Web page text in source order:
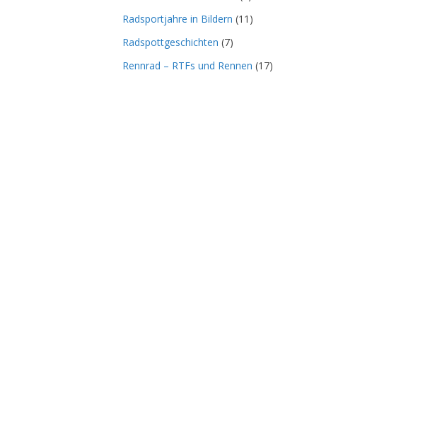
Radsportjahre in Bildern (11)
Radspottgeschichten (7)
Rennrad – RTFs und Rennen (17)